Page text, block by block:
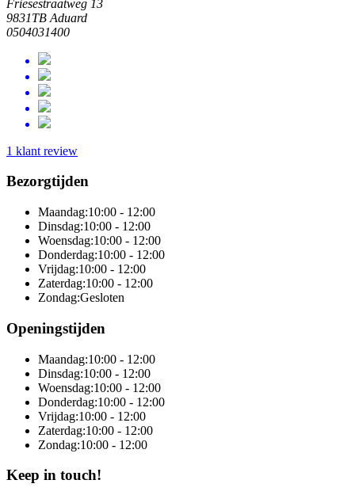
Friesestraatweg 13
9831TB Aduard
0504031400
1 klant review
Bezorgtijden
Maandag:10:00 - 12:00
Dinsdag:10:00 - 12:00
Woensdag:10:00 - 12:00
Donderdag:10:00 - 12:00
Vrijdag:10:00 - 12:00
Zaterdag:10:00 - 12:00
Zondag:Gesloten
Openingstijden
Maandag:10:00 - 12:00
Dinsdag:10:00 - 12:00
Woensdag:10:00 - 12:00
Donderdag:10:00 - 12:00
Vrijdag:10:00 - 12:00
Zaterdag:10:00 - 12:00
Zondag:10:00 - 12:00
Keep in touch!